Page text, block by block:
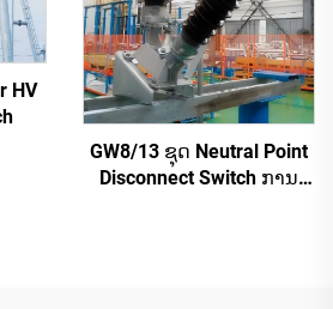
HV
GW8/13 ຊຸດ Neutral Point
Disconnect Switch ການ